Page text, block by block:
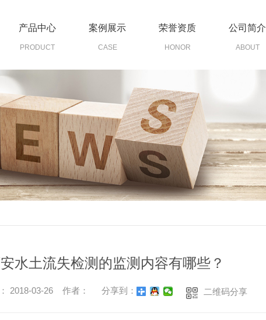
产品中心
PRODUCT
案例展示
CASE
荣誉资质
HONOR
公司简介
ABOUT
水土流失检测的监测内容有哪些？
2018-03-26 作者： 分享到： 二维码分享